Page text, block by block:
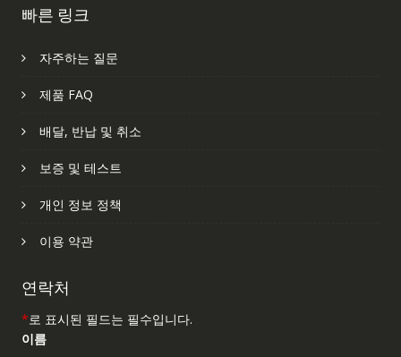
빠른 링크
자주하는 질문
제품 FAQ
배달, 반납 및 취소
보증 및 테스트
개인 정보 정책
이용 약관
연락처
*로 표시된 필드는 필수입니다.
이름